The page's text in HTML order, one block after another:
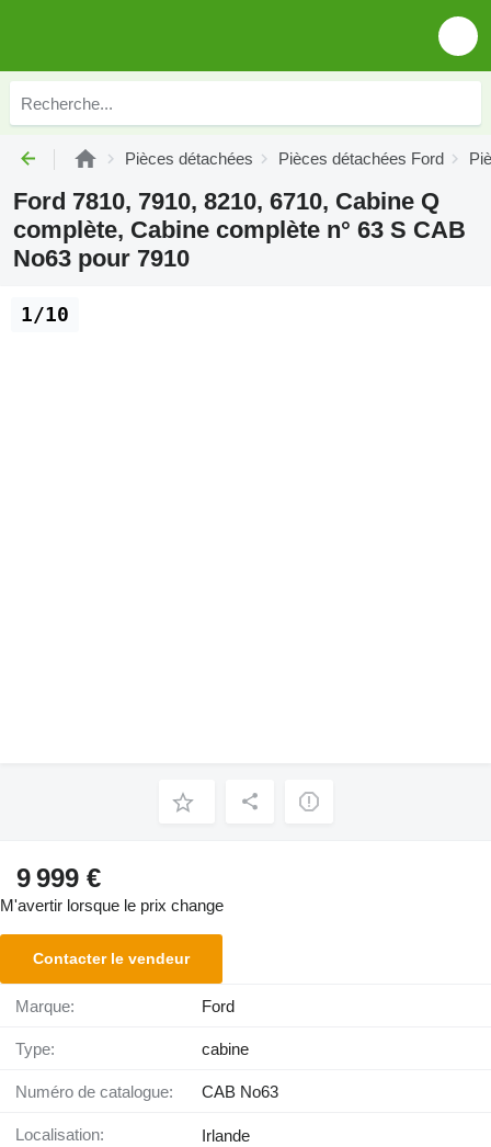
Pièces détachées Pièces détachées Ford
Ford 7810, 7910, 8210, 6710, Cabine Q
complète, Cabine complète n° 63 S CAB
No63 pour 7910
1/10
9 999 €
M'avertir lorsque le prix change
Contacter le vendeur
Marque: Ford
Type: cabine
Numéro de catalogue: CAB No63
Localisation:
Irlande